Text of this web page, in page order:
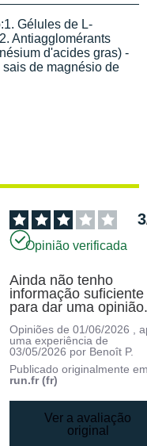
Gélules de L-
Antiagglomérants
d'acides gras) -
de magnésio de
3
Opinião verificada
Ainda não tenho
informação suficiente
para dar uma
Opiniões de01/06/2026
,
uma experiência de
03/05/2026 por Benoît P.
Publicado originalmente
run.fr (fr)
Ver a avaliação
original